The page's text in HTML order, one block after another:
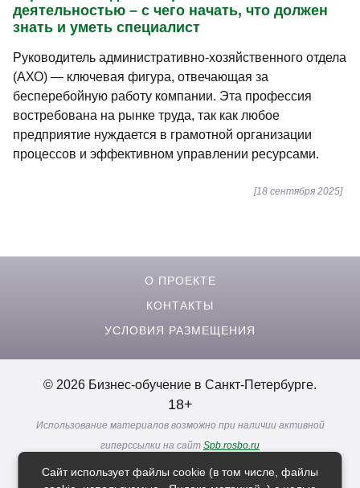
деятельностью – с чего начать, что должен
знать и уметь специалист
Руководитель административно-хозяйственного отдела
(АХО) — ключевая фигура, отвечающая за
бесперебойную работу компании. Эта профессия
востребована на рынке труда, так как любое
предприятие нуждается в грамотной организации
процессов и эффективном управлении ресурсами.
[18 сентября 2025]
О ПРОЕКТЕ
КОНТАКТЫ
УСЛОВИЯ РАЗМЕЩЕНИЯ
© 2026 Бизнес-обучение в Санкт-Петербурге.
18+
Использование материалов возможно при наличии активной
гиперссылки на сайт Spb.rosbo.ru
Реклама. Информация о рекламодателях по ссылкам
Политика в отношении
обработки персональных данных
Сайт использует файлы cookie (в том числе, файлы